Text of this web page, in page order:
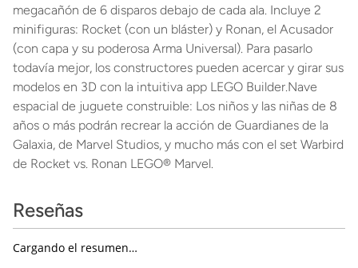
megacañón de 6 disparos debajo de cada ala. Incluye 2
minifiguras: Rocket (con un bláster) y Ronan, el Acusador
(con capa y su poderosa Arma Universal). Para pasarlo
todavía mejor, los constructores pueden acercar y girar sus
modelos en 3D con la intuitiva app LEGO Builder.Nave
espacial de juguete construible: Los niños y las niñas de 8
años o más podrán recrear la acción de Guardianes de la
Galaxia, de Marvel Studios, y mucho más con el set Warbird
de Rocket vs. Ronan LEGO® Marvel.
Reseñas
Cargando el resumen…